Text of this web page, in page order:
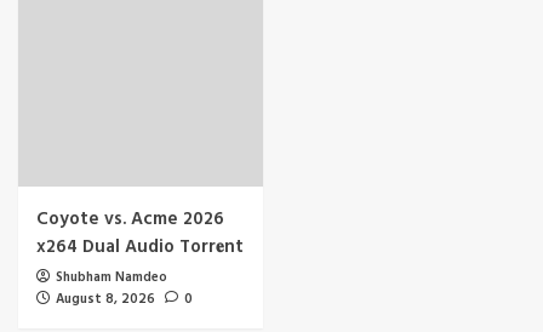
Coyote vs. Acme 2026
x264 Dual Audio Torr𝐞nt
Shubham Namdeo
August 8, 2026
0